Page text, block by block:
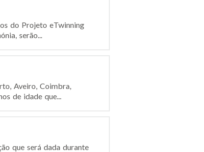
do Projeto eTwinning
serão...
Aveiro, Coimbra,
de idade que...
que será dada durante